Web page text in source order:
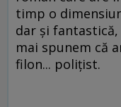
timp o
dar şi fantastică,
mai spunem că
filon... poliţist.